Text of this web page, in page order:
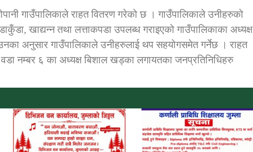
गाउँपालिकाले राहत वितरण गरेको छ । गाउँपालिकाले उनीहरुको
खाद्यन्न तथा लत्ताकपडा उपलब्ध गराइएको गाउँपालिकाका अध्यक्ष
अनुसार गाउँपालिकाले उनीहरुलाई थप सहयोगसमेत गर्नेछ । राहत
वडा नम्बर ६ का अध्यक्ष बिशाल खड्का लगायतका जनप्रतिनिधिहरु